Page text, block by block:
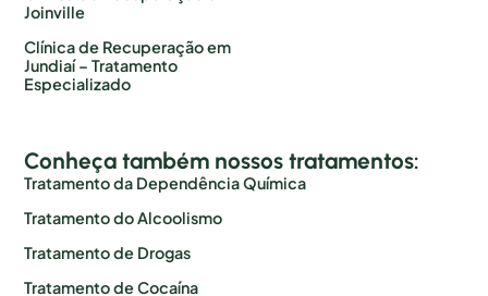
Joinville
Clínica de Recuperação em
Jundiaí – Tratamento
Especializado
Conheça também nossos tratamentos:
Tratamento da Dependência Química
Tratamento do Alcoolismo
Tratamento de Drogas
Tratamento de Cocaína